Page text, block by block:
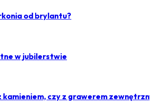
od brylantu?
w jubilerstwie
kamieniem, czy z grawerem